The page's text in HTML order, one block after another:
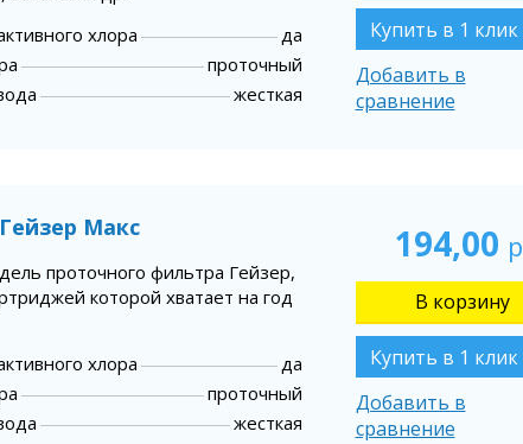
хлора
да
проточный
жесткая
Купить в 1 клик
Добавить в
сравнение
Макс
проточного фильтра Гейзер,
которой хватает на год
хлора
да
проточный
жесткая
194,00
Купить в 1 клик
Добавить в
сравнение